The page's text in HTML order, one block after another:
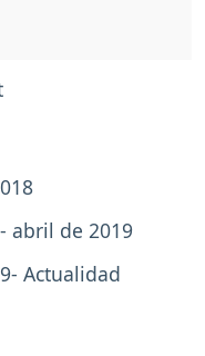
abril de 2019
Actualidad